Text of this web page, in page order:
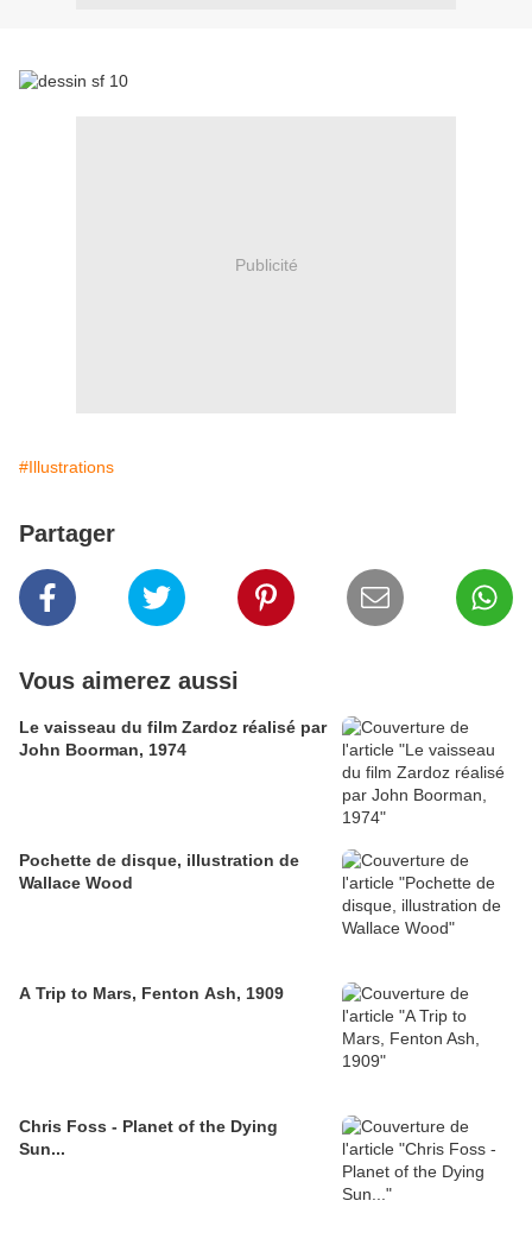
Publicité
#Illustrations
Partager
Vous aimerez aussi
Le vaisseau du film Zardoz réalisé par
John Boorman, 1974
Pochette de disque, illustration de
Wallace Wood
A Trip to Mars, Fenton Ash, 1909
Chris Foss - Planet of the Dying
Sun...